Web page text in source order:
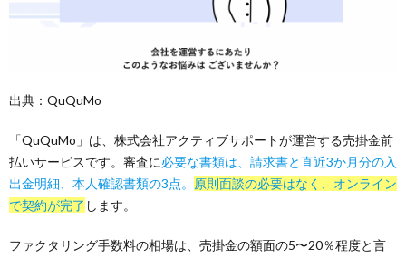
出典：QuQuMo
「QuQuMo」は、株式会社アクティブサポートが運営する売掛金前
払いサービスです。審査に必要な書類は、請求書と直近3か月分の入
出金明細、本人確認書類の3点。
原則面談の必要はなく、オンライン
で契約が完了 します。
ファクタリング手数料の相場は、売掛金の額面の5〜20％程度と言